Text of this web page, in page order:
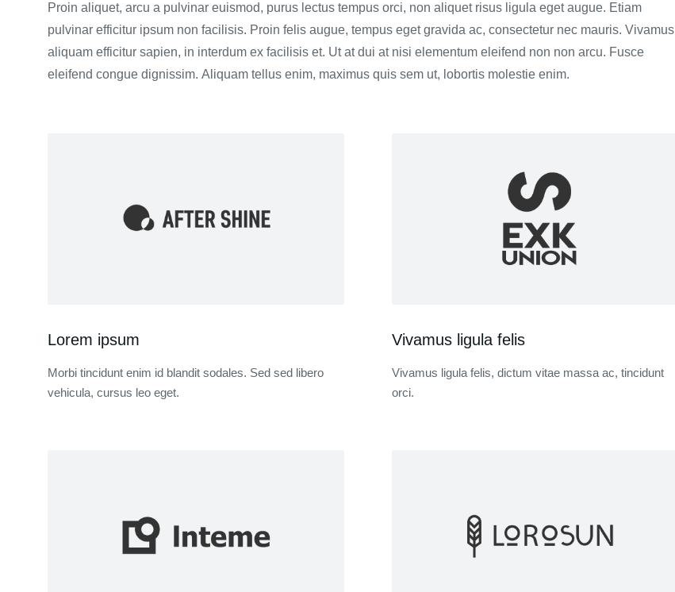
Proin aliquet, arcu a pulvinar euismod, purus lectus tempus orci, non aliquet risus ligula eget augue. Etiam
pulvinar efficitur ipsum non facilisis. Proin felis augue, tempus eget gravida ac, consectetur nec mauris. Vivamus
aliquam efficitur sapien, in interdum ex facilisis et. Ut at dui at nisi elementum eleifend non non arcu. Fusce
eleifend congue dignissim. Aliquam tellus enim, maximus quis sem ut, lobortis molestie enim.
Lorem ipsum
Morbi tincidunt enim id blandit sodales. Sed sed libero
vehicula, cursus leo eget.
Vivamus ligula felis
Vivamus ligula felis, dictum vitae massa ac, tincidunt
orci.